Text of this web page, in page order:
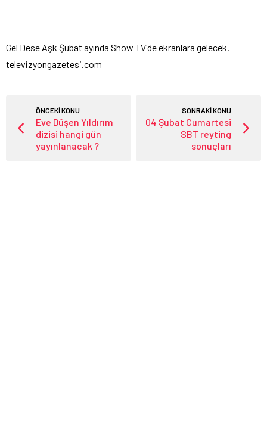
Gel Dese Aşk Şubat ayında Show TV'de ekranlara gelecek.
televizyongazetesi.com
ÖNCEKİ KONU
Eve Düşen Yıldırım
dizisi hangi gün
yayınlanacak ?
SONRAKİ KONU
04 Şubat Cumartesi
SBT reyting
sonuçları